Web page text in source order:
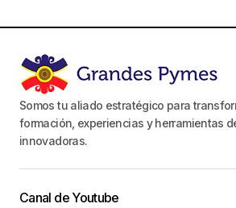
Somos tu aliado estratégico para
formación, experiencias y herramientas
innovadoras.
Canal de Youtube